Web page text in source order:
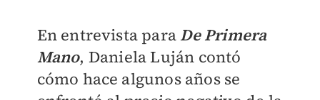
En entrevista para De Primera
Mano, Daniela Luján contó
cómo hace algunos años se